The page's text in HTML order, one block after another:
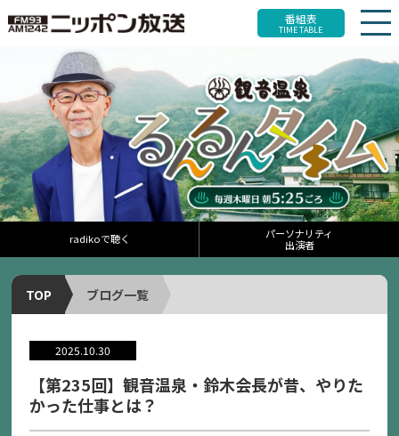
番組表
TIME TABLE
radikoで聴く
パーソナリティ
出演者
TOP ブログ一覧
2025.10.30
【第235回】観音温泉・鈴木会長が昔、やりた
かった仕事とは？